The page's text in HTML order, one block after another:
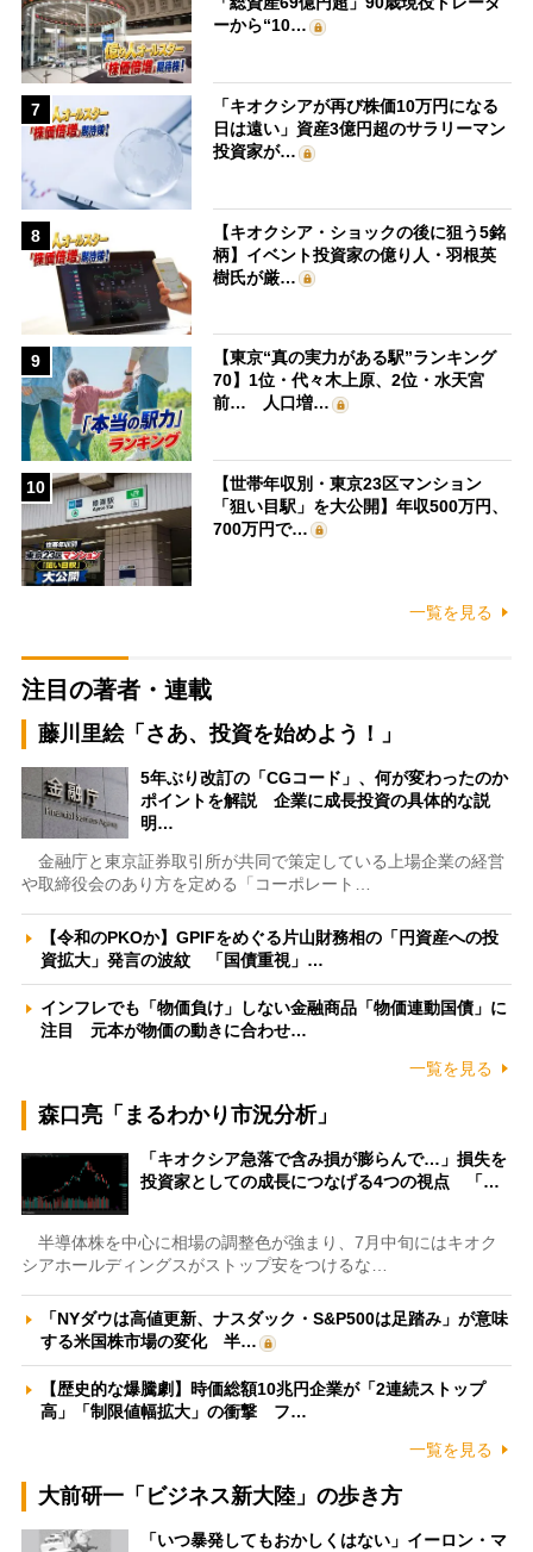
ーから“10…
7
「キオクシアが再び株価10万円になる
日は遠い」資産3億円超のサラリーマン
投資家が…
8
【キオクシア・ショックの後に狙う5銘
柄】イベント投資家の億り人・羽根英
樹氏が厳…
9
【東京“真の実力がある駅”ランキング
70】1位・代々木上原、2位・水天宮
前… 人口増…
10
【世帯年収別・東京23区マンション
「狙い目駅」を大公開】年収500万円、
700万円で…
一覧を見る
注目の著者・連載
藤川里絵「さあ、投資を始めよう！」
5年ぶり改訂の「CGコード」、何が変わったのか
ポイントを解説 企業に成長投資の具体的な説
明…
金融庁と東京証券取引所が共同で策定している上場企業の経営
や取締役会のあり方を定める「コーポレート…
【令和のPKOか】GPIFをめぐる片山財務相の「円資産への投
資拡大」発言の波紋 「国債重視」…
インフレでも「物価負け」しない金融商品「物価連動国債」に
注目 元本が物価の動きに合わせ…
一覧を見る
森口亮「まるわかり市況分析」
「キオクシア急落で含み損が膨らんで…」損失を
投資家としての成長につなげる4つの視点 「…
半導体株を中心に相場の調整色が強まり、7月中旬にはキオク
シアホールディングスがストップ安をつけるな…
「NYダウは高値更新、ナスダック・S&P500は足踏み」が意味
する米国株市場の変化 半…
【歴史的な爆騰劇】時価総額10兆円企業が「2連続ストップ
高」「制限値幅拡大」の衝撃 フ…
一覧を見る
大前研一「ビジネス新大陸」の歩き方
「いつ暴発してもおかしくはない」イーロン・マ